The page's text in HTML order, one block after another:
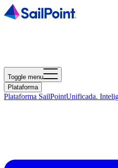
Toggle menu
Plataforma
Plataforma SailPointUnificada.